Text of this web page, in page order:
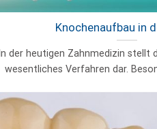
Knochenaufbau in
In der heutigen Zahnmedizin stellt
wesentliches Verfahren dar.